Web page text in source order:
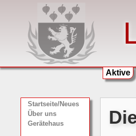
Aktive
Startseite/Neues
Über uns
Gerätehaus